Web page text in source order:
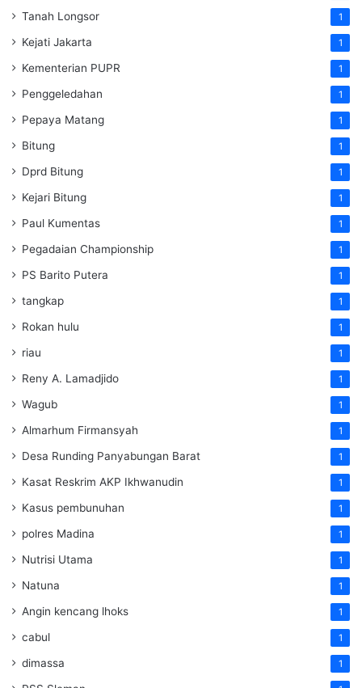
Tanah Longsor 1
Kejati Jakarta 1
Kementerian PUPR 1
Penggeledahan 1
Pepaya Matang 1
Bitung 1
Dprd Bitung 1
Kejari Bitung 1
Paul Kumentas 1
Pegadaian Championship 1
PS Barito Putera 1
tangkap 1
Rokan hulu 1
riau 1
Reny A. Lamadjido 1
Wagub 1
Almarhum Firmansyah 1
Desa Runding Panyabungan Barat 1
Kasat Reskrim AKP Ikhwanudin 1
Kasus pembunuhan 1
polres Madina 1
Nutrisi Utama 1
Natuna 1
Angin kencang lhoks 1
cabul 1
dimassa 1